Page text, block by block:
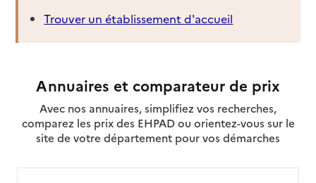
Trouver un établissement d'accueil
Annuaires et comparateur de prix
Avec nos annuaires, simplifiez vos recherches,
comparez les prix des EHPAD ou orientez-vous sur le
site de votre département pour vos démarches